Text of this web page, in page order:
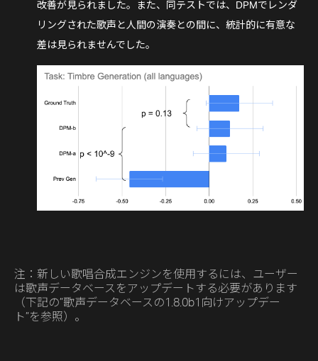
改善が見られました。また、同テストでは、DPMでレンダ
リングされた歌声と人間の演奏との間に、統計的に有意な
差は見られませんでした。
注：新しい歌唱合成エンジンを使用するには、ユーザー
は歌声データベースをアップデートする必要があります
（下記の”歌声データベースの1.8.0b1向けアップデー
ト”を参照）。